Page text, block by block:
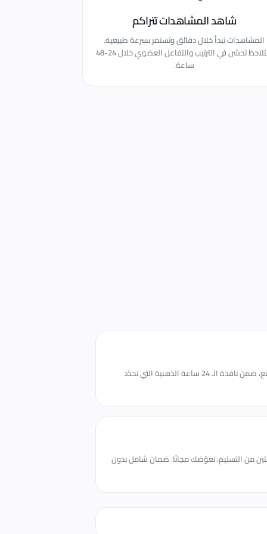
شاهد المشاهدات تتراكم
المشاهدات تبدأ خلال دقائق وتستمر بسرعة طبيعية.
ستلاحظ تحسّن في الترتيب والتفاعل العضوي خلال 24-48
ساعة.
تبدأ المشاهدات خلال دقائق من الدفع، ضمن نافذة الـ 24 ساعة الذهبية التي تحدّد
من التسليم، نعوّضك مجانًا. ضمان شامل بدون